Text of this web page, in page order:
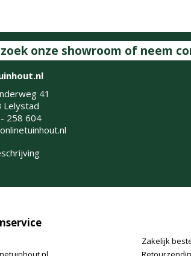
onze showroom of neem
41
Lelystad
258 604
Zakelijk